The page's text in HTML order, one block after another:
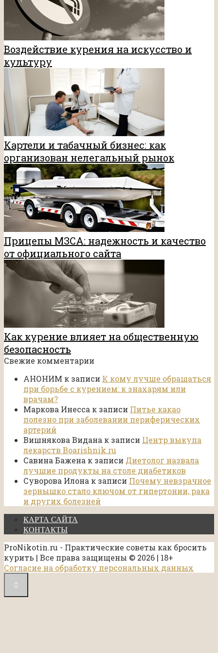
Воздействие курения на искусство и
культуру
Картели и табачный бизнес: как
организован нелегальный рынок
Прицепы МЗСА: надежность и качество
от официального сайта
Как курение влияет на общественную
безопасность
Свежие комментарии
АНОНИМ к записи К кому лучше обращаться
при борьбе с курением: к знахарям или
врачам?
Маркова Инесса к записи Питье какао
полезно при заболевании периферических
артерий
Вишнякова Видана к записи Центр выкупа
лекарств Boarishnik.ru
Савина Бажена к записи Диетолог назвала
лучшие продукты на столе диабетиков
Суворова Илона к записи Почему невзрачное
зернышко стало ключом от гипертонии, рака
и других болезней
КАРТА САЙТА
КОНТАКТЫ
ProNikotin.ru - Практические советы как бросить
курить | Все права защищены © 2026 | 18+
Согласие на обработку персональных данных